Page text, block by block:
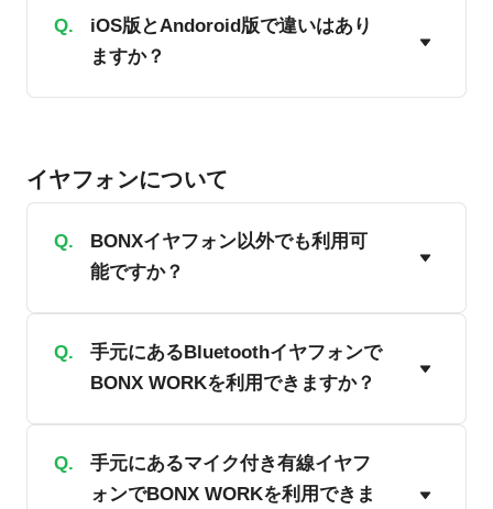
ニュースリリース
ご利用お申し込み
コンシューマー版BONXは無料でご利用
いただけます。登録可能アカウント数は
同時利用人数、ルーム作成は無制限とな
ります。
ます。 ※ ただし、実際の通信量は同時に
参加する人数と、発話の量によって変動
出。＝1,920MB）
A.
BONX WORKはスマートフォンの4G/5G
回線、もしくはWi-Fiを使って通信するシ
ステムであるため、インターネットに接
の場合は別途お問い合わせください
Q.
iOS版とAndoroid版で違いはあり
ますか？
用となります。また、Andoroid版ではチ
ャット機能とイヤフォン操作でのルーム
切り替え機能がご利用いただけません。
イヤフォンについて
Q.
BONXイヤフォン以外でも利用可
能ですか？
A.
お手持ちのマイク付きの有線イヤフォ
ン、AirPodsPro、アプリ単体でのご利用
が可能です。ただし、一部機能が制限さ
れるため、全機能をご利用いただくには
BONXイヤフォンをご利用ください。
Q.
手元にあるBluetoothイヤフォンで
BONX WORKを利用できますか？
A.
iOSに限りAirPodsProのみ利用可能です。
ただし、一部機能が制限されるため、全
Q.
手元にあるマイク付き有線イヤフ
ォンでBONX WORKを利用できま